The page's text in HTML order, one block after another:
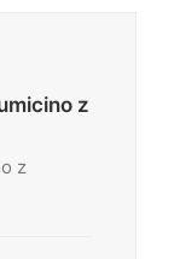
z
z